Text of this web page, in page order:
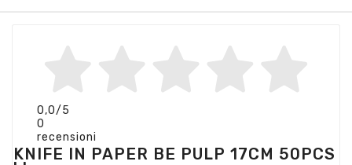
0,0/5
0
recensioni
KNIFE IN PAPER BE PULP 17CM 50PCS